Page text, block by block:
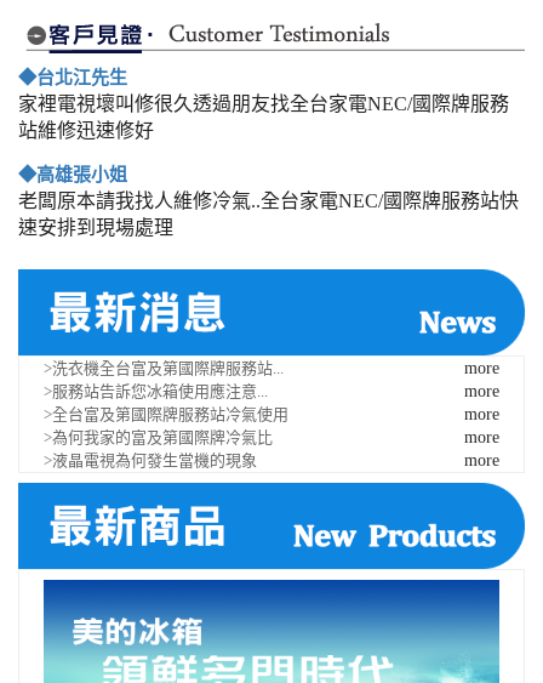
◆台北江先生
家裡電視壞叫修很久透過朋友找全台家電NEC/國際牌服務
站維修迅速修好
◆高雄張小姐
老闆原本請我找人維修冷氣..全台家電NEC/國際牌服務站快
速安排到現場處理
>洗衣機全台富及第國際牌服務站...
more
>服務站告訴您冰箱使用應注意...
more
>全台富及第國際牌服務站冷氣使用
more
>為何我家的富及第國際牌冷氣比
more
>液晶電視為何發生當機的現象
more